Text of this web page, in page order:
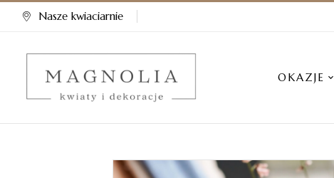
Nasze kwiaciarnie
OKAZJE